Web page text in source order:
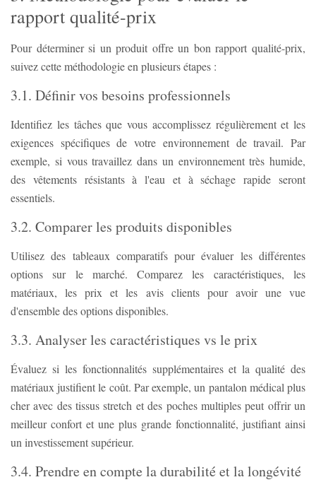
rapport qualité-prix
Pour déterminer si un produit offre un bon rapport qualité-prix,
suivez cette méthodologie en plusieurs étapes :
3.1. Définir vos besoins professionnels
Identifiez les tâches que vous accomplissez régulièrement et les
exigences spécifiques de votre environnement de travail. Par
exemple, si vous travaillez dans un environnement très humide,
des vêtements résistants à l'eau et à séchage rapide seront
essentiels.
3.2. Comparer les produits disponibles
Utilisez des tableaux comparatifs pour évaluer les différentes
options sur le marché. Comparez les caractéristiques, les
matériaux, les prix et les avis clients pour avoir une vue
d'ensemble des options disponibles.
3.3. Analyser les caractéristiques vs le prix
Évaluez si les fonctionnalités supplémentaires et la qualité des
matériaux justifient le coût. Par exemple, un pantalon médical plus
cher avec des tissus stretch et des poches multiples peut offrir un
meilleur confort et une plus grande fonctionnalité, justifiant ainsi
un investissement supérieur.
3.4. Prendre en compte la durabilité et la longévité